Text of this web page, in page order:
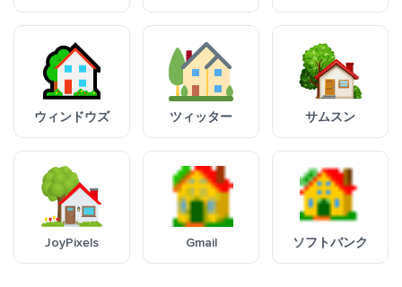
ウィンドウズ ツィッター サムスン
JoyPixels Gmail ソフトバンク